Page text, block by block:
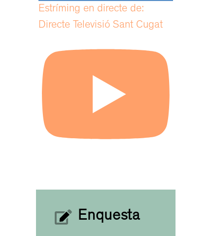
Estríming en directe de:
Directe Televisió Sant Cugat
Enquesta